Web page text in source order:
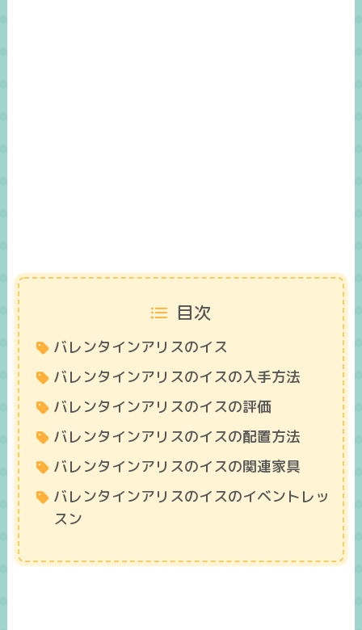
目次
バレンタインアリスのイス
バレンタインアリスのイスの入手方法
バレンタインアリスのイスの評価
バレンタインアリスのイスの配置方法
バレンタインアリスのイスの関連家具
バレンタインアリスのイスのイベントレッ
スン